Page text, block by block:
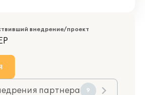
внедрение/проект
партнера 9